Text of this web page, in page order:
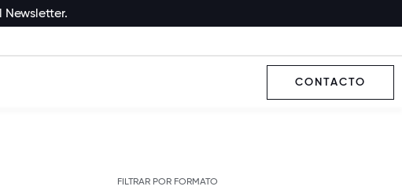
CONTACTO
FILTRAR POR FORMATO